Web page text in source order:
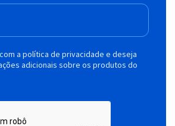
a política de privacidade e deseja
adicionais sobre os produtos do